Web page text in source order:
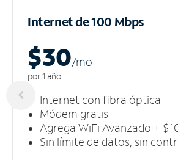
Internet de 100 Mbps
$30/mo
por 1 año
Internet con fibra óptica
Módem gratis
Agrega WiFi Avanzado +
Sin límite de datos, sin